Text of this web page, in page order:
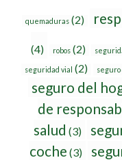
quemaduras(2)
(4) robos(2)
seguridad vial (2) seguro
seguro del
de
salud (3)
coche (3)